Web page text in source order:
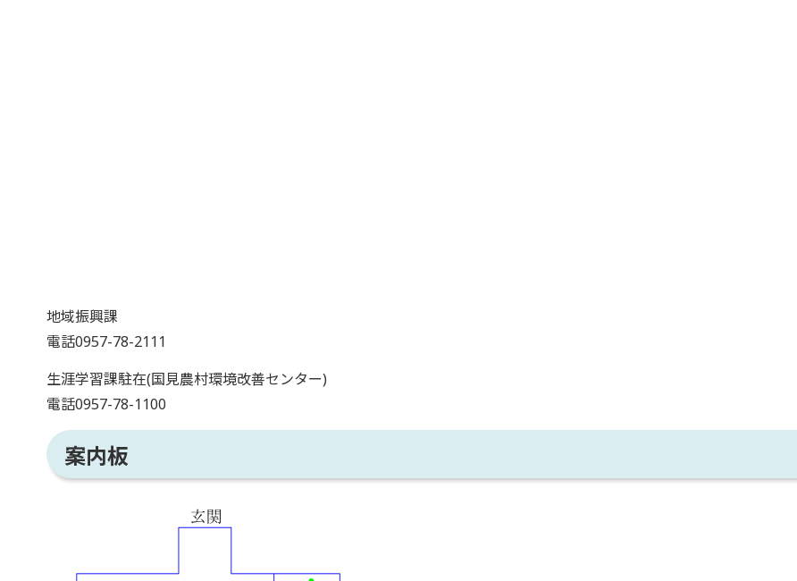
地域振興課
電話0957-78-2111
生涯学習課駐在(国見農村環境改善センター)
電話0957-78-1100
案内板